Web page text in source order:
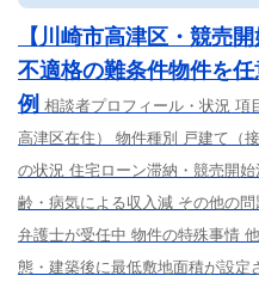
【川崎市高津区・競売
不適格の難条件物件を
例 相談者プロフィール・状況 項
高津区在住） 物件種別 戸建て（
の状況 住宅ローン滞納・競売開
齢・病気による収入減 その他の
弁護士が受任中 物件の特殊事情
態・建築後に最低敷地面積が設